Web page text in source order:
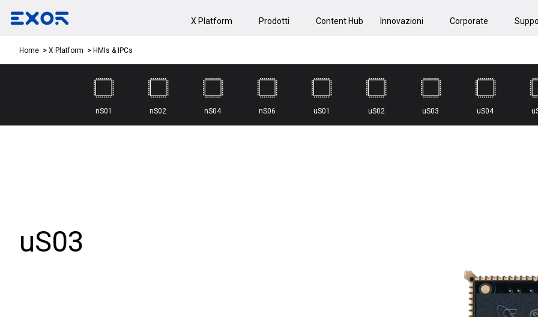
X Platform Prodotti Content Hub Innovazioni Corporate
Home X Platform HMIs & IPCs
nS01 nS02 nS04 nS06 uS01 uS02 uS03 uS04
uS03